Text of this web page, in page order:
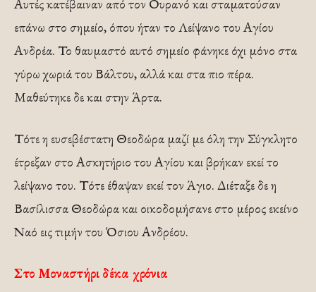
Αυτές κατέβαιναν από τον Ουρανό και σταματούσαν
επάνω στο σημείο, όπου ήταν το Λείψανο του Αγίου
Ανδρέα. Το θαυμαστό αυτό σημείο φάνηκε όχι μόνο στα
γύρω χωριά του Βάλτου, αλλά και στα πιο πέρα.
Μαθεύτηκε δε και στην Άρτα.
Τότε η ευσεβέστατη Θεοδώρα μαζί με όλη την Σύγκλητο
έτρεξαν στο Ασκητήριο του Αγίου και βρήκαν εκεί το
λείψανο του. Τότε έθαψαν εκεί τον Άγιο. Διέταξε δε η
Βασίλισσα Θεοδώρα και οικοδομήσανε στο μέρος εκείνο
Ναό εις τιμήν του Όσιου Ανδρέου.
Στο Μοναστήρι δέκα χρόνια